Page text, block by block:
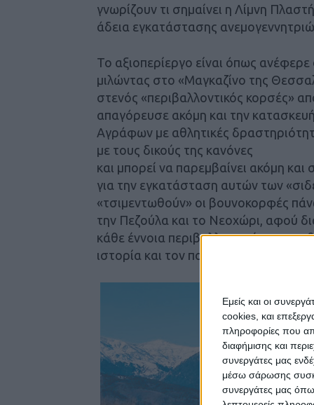
Εμείς και οι
cookies, και
πληροφορίες που
διαφήμισης και
συνεργάτες μας
μέσω σάρωσης
συνεργάτες μας
γνωρίζουν τι σημαίνει η Λίμνη
άδεια εγκατάστασης
Το αξιοπερίεργο είναι όπως
μιλώντας στο «Μαγκαζίνο της
στενός «περιβαλλοντικός κορσές»
απαγόρευσε ακόμη και την
Αγράφων με αθλητικές
με τους δικούς της κανόνες
και μπορεί να παρεμβαίνει ακόμη και
για την εγκατάσταση αυτών των
«τσιμεντωθούν» οι βουνοκορφές
την Πεζούλα και το Νεοχώρι, αφού
κάθε έννοια περιβαλλοντικής και
ιστορία και τον πολιτισμό του τόπου.